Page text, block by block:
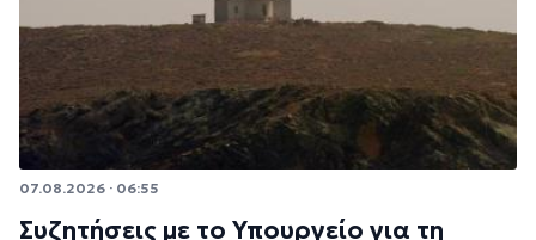
07.08.2026 · 06:55
Συζητήσεις με το Υπουργείο για τη